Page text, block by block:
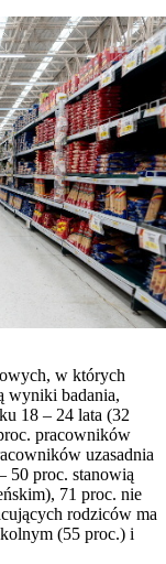
w których
wyniki badania,
18 – 24 lata (32
pracowników
uzasadnia
50 proc. stanowią
71 proc. nie
rodziców ma
(55 proc.) i